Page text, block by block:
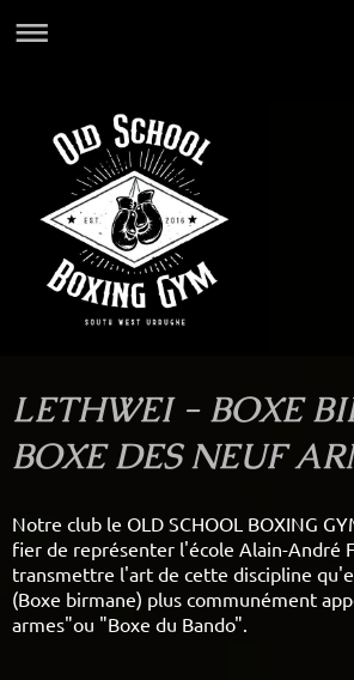
LETHWEI - BOXE
BOXE DES NEUF
Notre club le OLD SCHOOL BOXING
fier de représenter l'école Alain-André
transmettre l'art de cette discipline
(Boxe birmane) plus communément
armes"ou "Boxe du Bando".